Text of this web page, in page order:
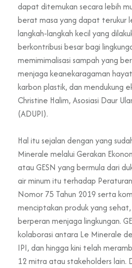
dapat ditemukan secara lebih
berat masa yang dapat terukur
langkah-langkah kecil yang
berkontribusi besar bagi
memimimalisasi sampah yang
menjaga keanekaragaman
karbon plastik, dan mendukung
Christine Halim, Asosiasi Daur
(ADUPI).
Hal itu sejalan dengan yang
Minerale melalui Gerakan
atau GESN yang bermula dari
air minum itu terhadap
Nomor 75 Tahun 2019 serta
menciptakan produk yang
berperan menjaga lingkungan.
kolaborasi antara Le Minerale
IPI, dan hingga kini telah
12 mitra atau stakeholders lain.